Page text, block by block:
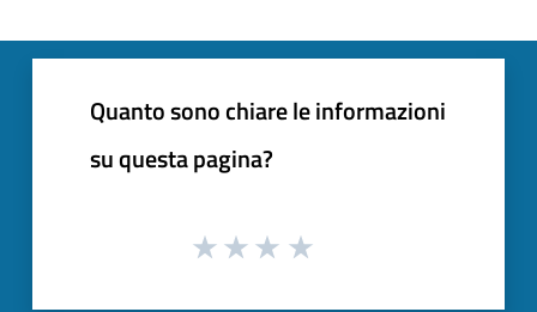
Quanto sono chiare le informazioni
su questa pagina?